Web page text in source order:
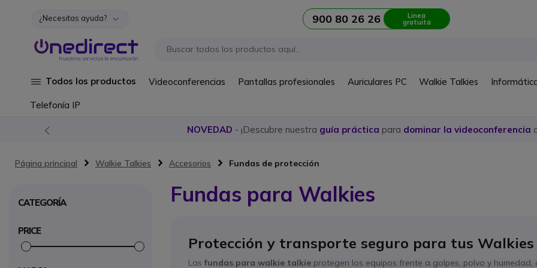
Ir al contenido
¿Necesitas ayuda? 900 80 26 26 Linea
gratuita
Todos los productos Videoconferencias Pantallas profesionales Auriculares PC Walkie Talkies
Telefonía IP
NOVEDAD - ¡Descubre nuestra guía práctica para dominar la videoconferencia
Página principal Walkie Talkies Accesorios Fundas de protección
Fundas para Walkies
Protección y transporte seguro para tus Walkies
Lasfundas para walkie talkieprotegen los equipos frente a golpes, polvo y humedad,
CATEGORÍA
PRICE